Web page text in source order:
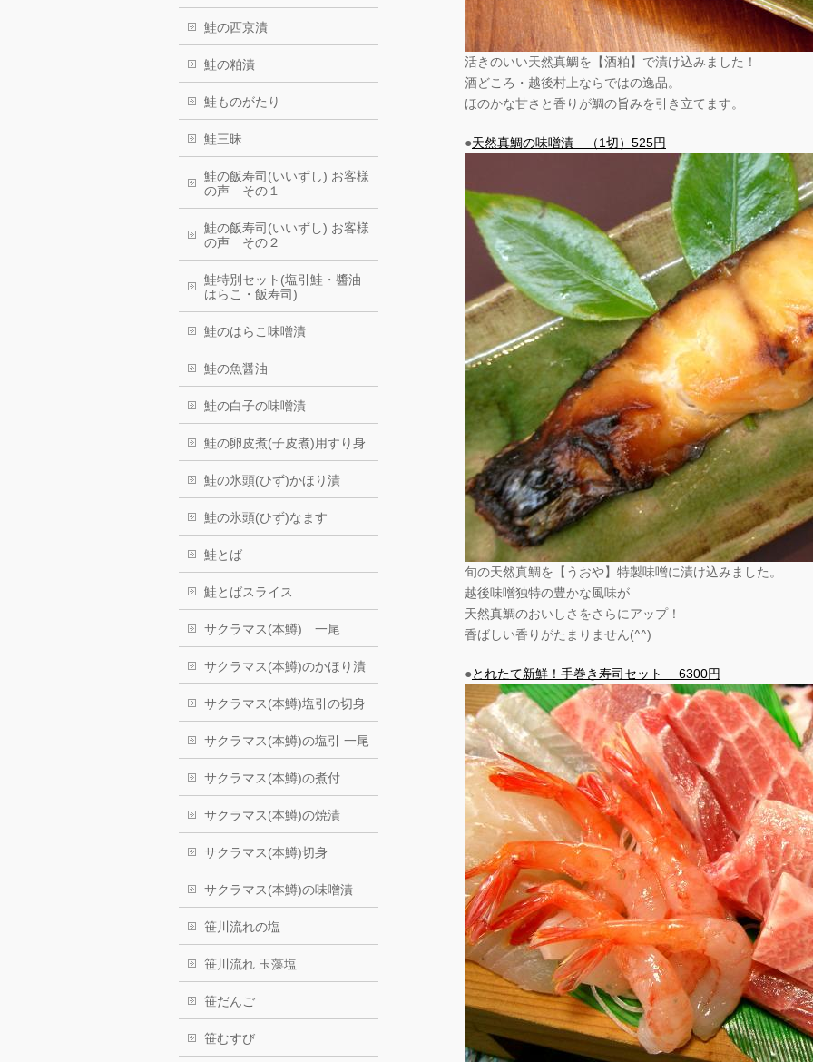
活きのいい天然真鯛を【酒粕】で漬け込みました！
酒どころ・越後村上ならではの逸品。
ほのかな甘さと香りが鯛の旨みを引き立てます。
●天然真鯛の味噌漬 （1切）525円
旬の天然真鯛を【うおや】特製味噌に漬け込みました。
越後味噌独特の豊かな風味が
天然真鯛のおいしさをさらにアップ！
香ばしい香りがたまりません(^^)
●とれたて新鮮！手巻き寿司セット 6300円
鮭の西京漬
鮭の粕漬
鮭ものがたり
鮭三昧
鮭の飯寿司(いいずし) お客様
の声 その１
鮭の飯寿司(いいずし) お客様
の声 その２
鮭特別セット(塩引鮭・醬油
はらこ・飯寿司)
鮭のはらこ味噌漬
鮭の魚醤油
鮭の白子の味噌漬
鮭の卵皮煮(子皮煮)用すり身
鮭の氷頭(ひず)かほり漬
鮭の氷頭(ひず)なます
鮭とば
鮭とばスライス
サクラマス(本鱒) 一尾
サクラマス(本鱒)のかほり漬
サクラマス(本鱒)塩引の切身
サクラマス(本鱒)の塩引 一尾
サクラマス(本鱒)の煮付
サクラマス(本鱒)の焼漬
サクラマス(本鱒)切身
サクラマス(本鱒)の味噌漬
笹川流れの塩
笹川流れ 玉藻塩
笹だんご
笹むすび